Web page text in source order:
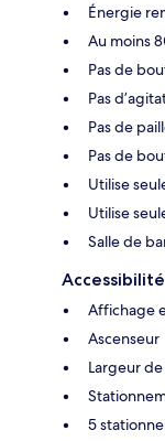
Énergie
Au moins
Pas de
Pas
Pas de
Pas de
Utilise
Utilise
Salle de
Accessibilité
Affichage
Ascenseur
Largeur
5